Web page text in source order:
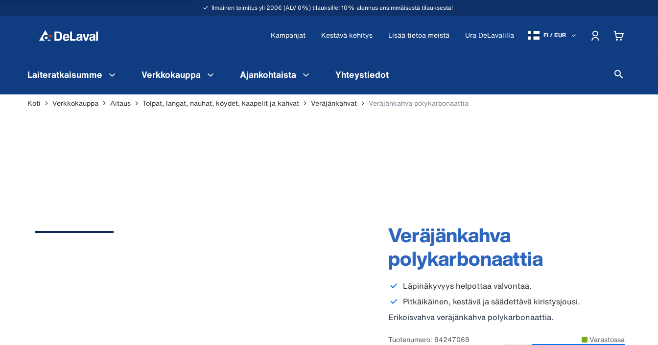
Ilmainen toimitus yli 200€ (ALV 0%) tilauksille! 10% alennus ensimmäisestä tilauksesta!
Kampanjat Kestävä kehitys Lisää tietoa meistä Ura DeLavalilla FI / EUR
Laiteratkaisumme Verkkokauppa Ajankohtaista Yhteystiedot
Koti Verkkokauppa Aitaus Tolpat, langat, nauhat, köydet, kaapelit ja kahvat Veräjänkahvat Veräjänkahva polykarbonaattia
Veräjänkahva
polykarbonaattia
Läpinäkyvyys helpottaa valvontaa.
Pitkäikäinen, kestävä ja säädettävä kiristysjousi.
Erikoisvahva veräjänkahva polykarbonaattia.
Tuotenumero: 94247069 Varastossa